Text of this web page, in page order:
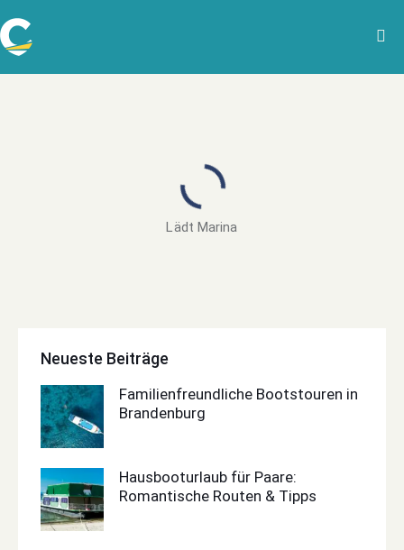
Lädt Marina
Neueste Beiträge
Familienfreundliche Bootstouren in
Brandenburg
Hausbooturlaub für Paare:
Romantische Routen & Tipps